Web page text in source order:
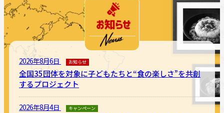
2026年8月6日 お知らせ
全国35団体を対象に子どもたちと“食の楽しさ”を共創
するプロジェクト
2026年8月4日 キャンペーン